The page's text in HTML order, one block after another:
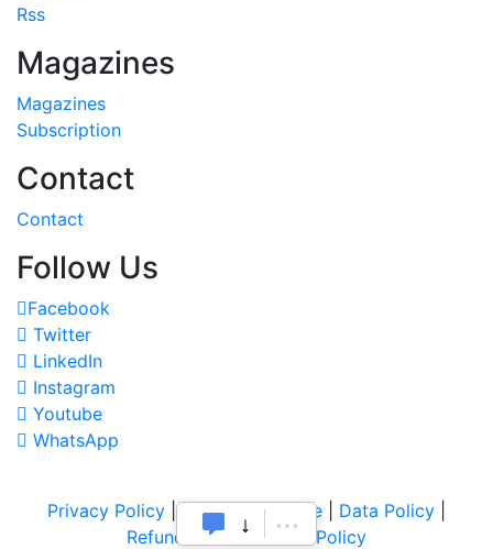
Rss
Magazines
Magazines
Subscription
Contact
Contact
Follow Us
Facebook
Twitter
LinkedIn
Instagram
Youtube
WhatsApp
Privacy Policy |Terms of Service Data Policy
Refund & Cancellation Policy